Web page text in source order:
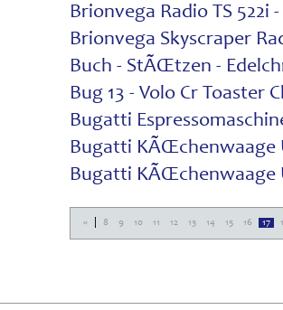
Brionvega Radio TS 522i
Brionvega Skyscraper
Buch - StÃŒtzen -
Bug 13 - Volo Cr Toaster
Bugatti
Bugatti
Bugatti KÃŒchenwaage
« 8 9 10 11 12 13 14 15 16 17